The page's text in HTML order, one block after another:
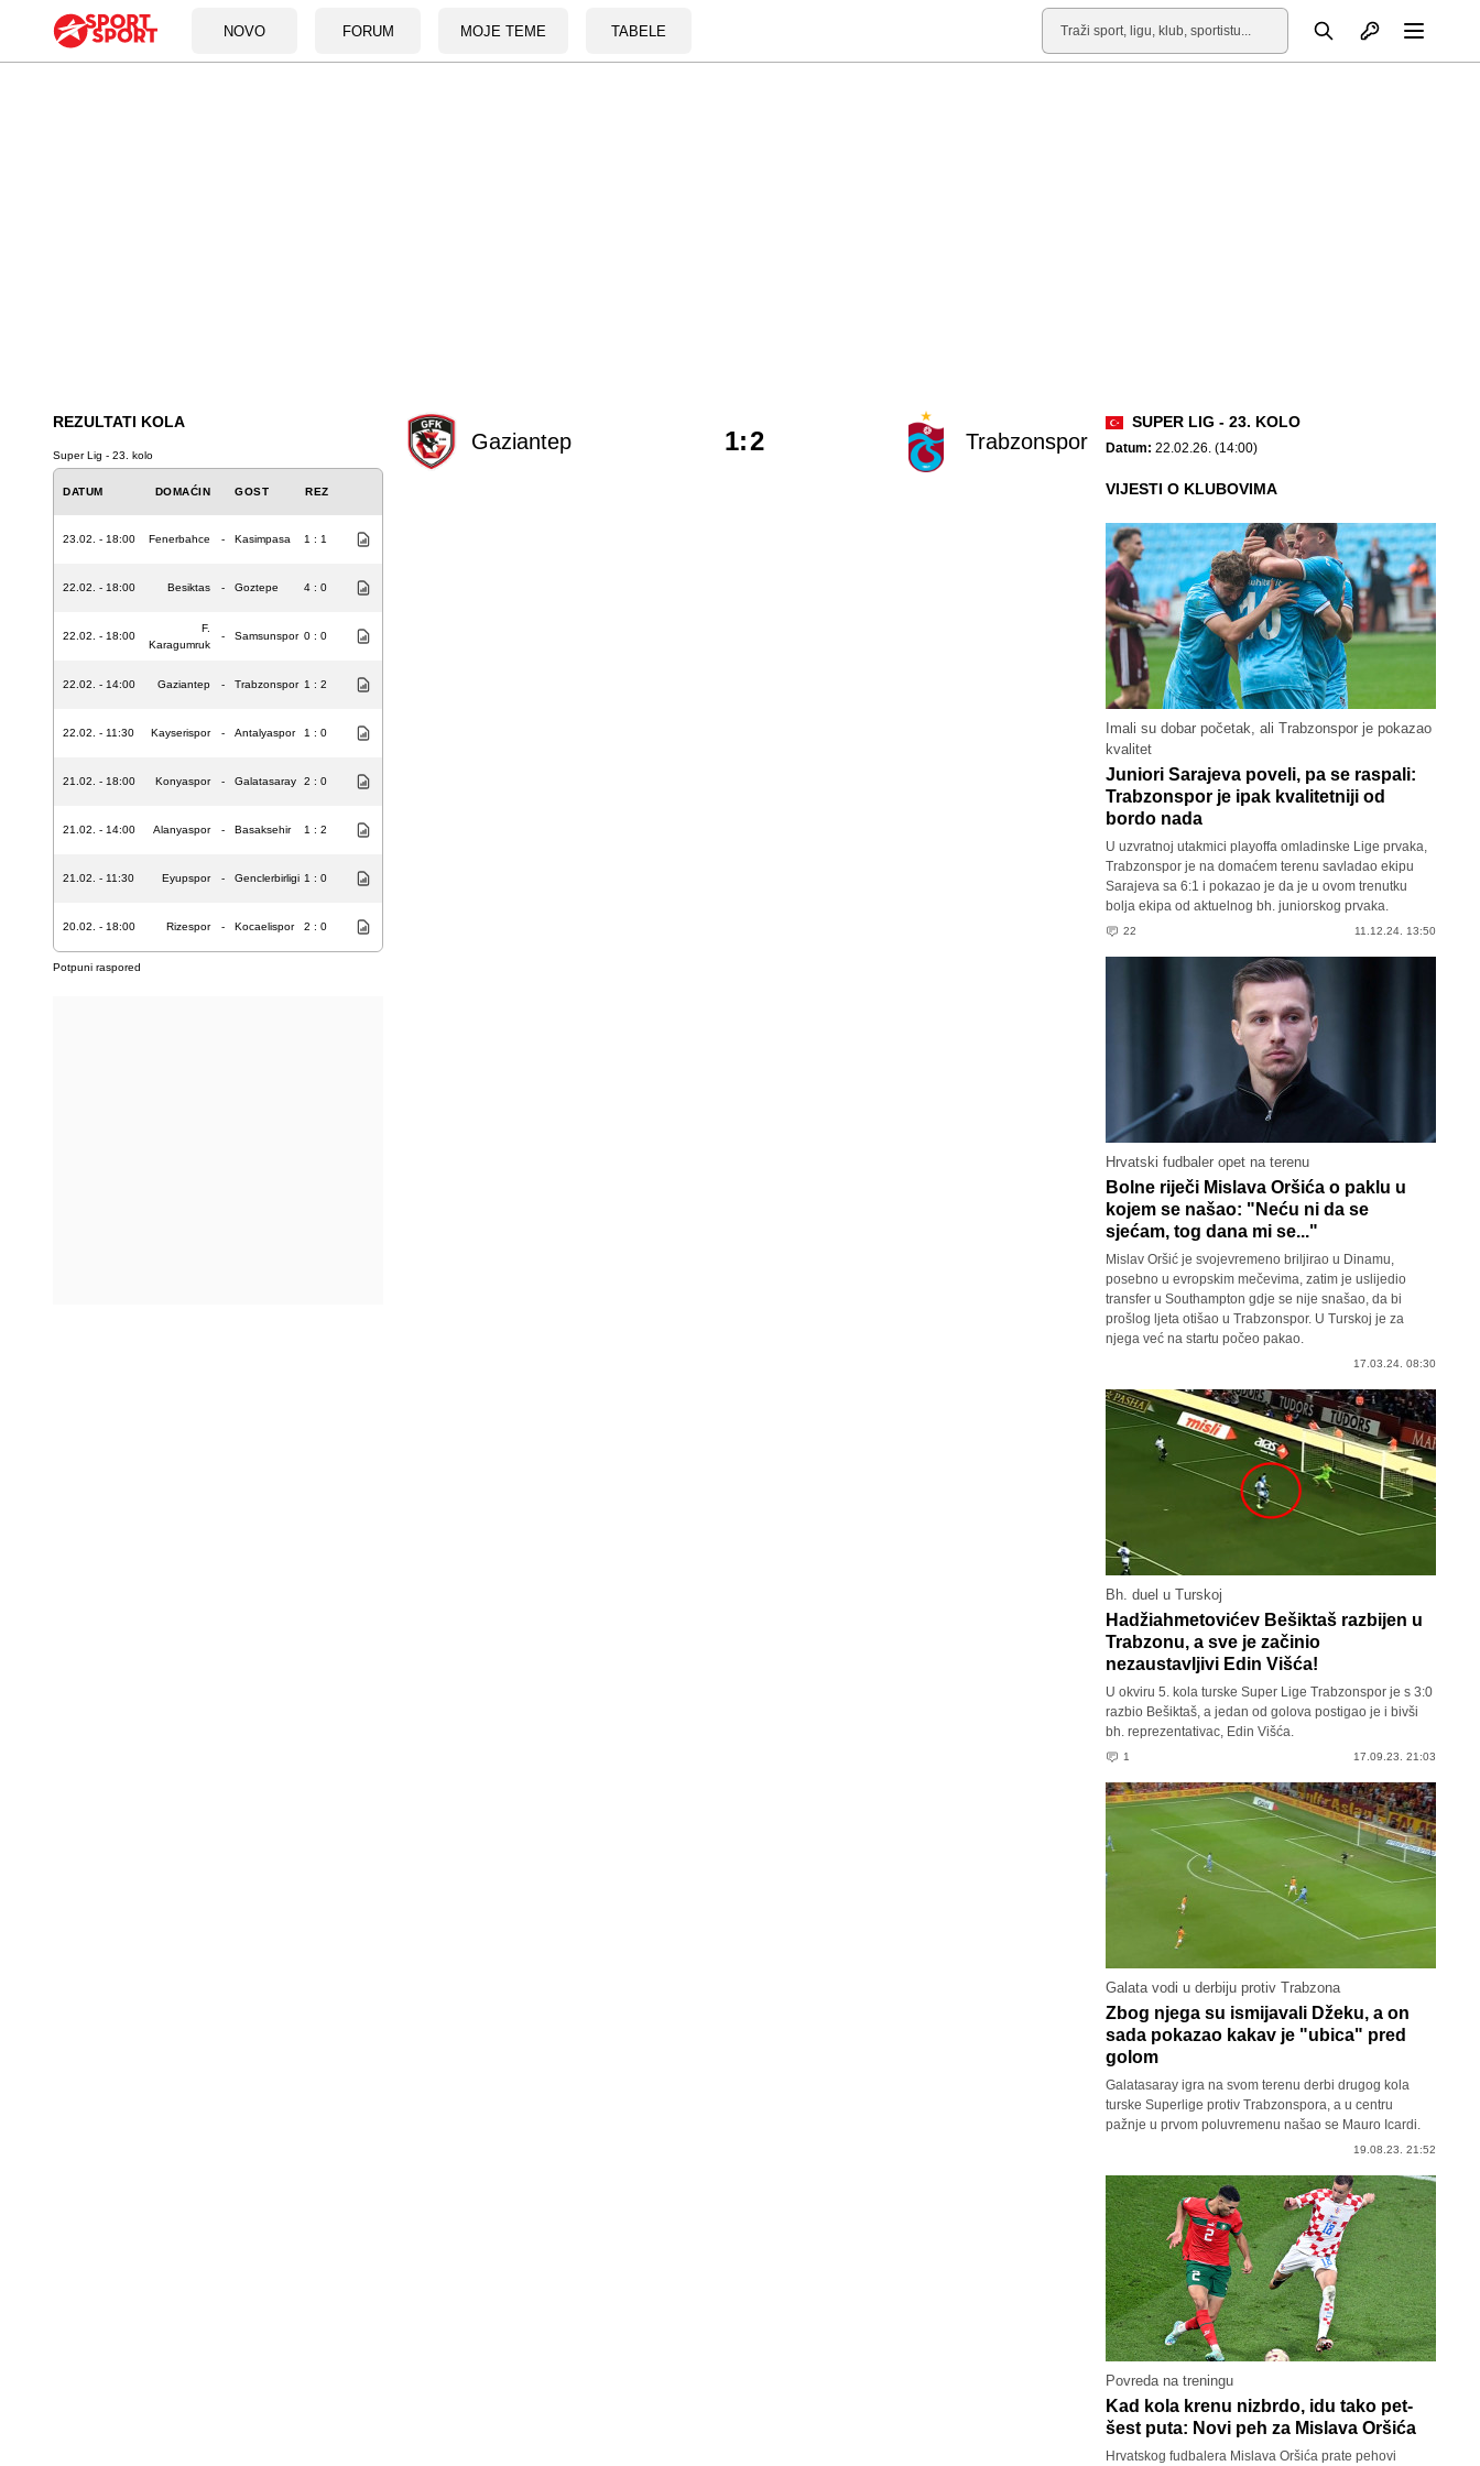
NOVO FORUM MOJE TEME TABELE
Pretraga Otvori profil
REZULTATI KOLA
Super Lig - 23. kolo
DATUM DOMAĆIN GOST REZ
23.02. - 18:00 Fenerbahce - Kasimpasa 1 : 1
22.02. - 18:00 Besiktas - Goztepe 4 : 0
22.02. - 18:00
F.
Karagumruk
- Samsunspor 0 : 0
22.02. - 14:00 Gaziantep - Trabzonspor 1 : 2
22.02. - 11:30 Kayserispor - Antalyaspor 1 : 0
21.02. - 18:00 Konyaspor - Galatasaray 2 : 0
21.02. - 14:00 Alanyaspor - Basaksehir 1 : 2
21.02. - 11:30 Eyupspor - Genclerbirligi 1 : 0
20.02. - 18:00 Rizespor - Kocaelispor 2 : 0
Potpuni raspored
Gaziantep Trabzonspor
1:2
SUPER LIG - 23. KOLO
Datum: 22.02.26. (14:00)
VIJESTI O KLUBOVIMA
Imali su dobar početak, ali Trabzonspor je pokazao
kvalitet
Juniori Sarajeva poveli, pa se raspali:
Trabzonspor je ipak kvalitetniji od
bordo nada
U uzvratnoj utakmici playoffa omladinske Lige prvaka,
Trabzonspor je na domaćem terenu savladao ekipu
Sarajeva sa 6:1 i pokazao je da je u ovom trenutku
bolja ekipa od aktuelnog bh. juniorskog prvaka.
22 11.12.24. 13:50
Hrvatski fudbaler opet na terenu
Bolne riječi Mislava Oršića o paklu u
kojem se našao: "Neću ni da se
sjećam, tog dana mi se..."
Mislav Oršić je svojevremeno briljirao u Dinamu,
posebno u evropskim mečevima, zatim je uslijedio
transfer u Southampton gdje se nije snašao, da bi
prošlog ljeta otišao u Trabzonspor. U Turskoj je za
njega već na startu počeo pakao.
17.03.24. 08:30
Bh. duel u Turskoj
Hadžiahmetovićev Bešiktaš razbijen u
Trabzonu, a sve je začinio
nezaustavljivi Edin Višća!
U okviru 5. kola turske Super Lige Trabzonspor je s 3:0
razbio Bešiktaš, a jedan od golova postigao je i bivši
bh. reprezentativac, Edin Višća.
1 17.09.23. 21:03
Galata vodi u derbiju protiv Trabzona
Zbog njega su ismijavali Džeku, a on
sada pokazao kakav je "ubica" pred
golom
Galatasaray igra na svom terenu derbi drugog kola
turske Superlige protiv Trabzonspora, a u centru
pažnje u prvom poluvremenu našao se Mauro Icardi.
19.08.23. 21:52
Povreda na treningu
Kad kola krenu nizbrdo, idu tako pet-
šest puta: Novi peh za Mislava Oršića
Hrvatskog fudbalera Mislava Oršića prate pehovi